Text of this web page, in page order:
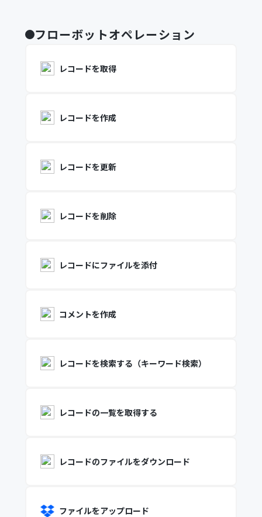
フローボットオペレーション
レコードを取得
レコードを作成
レコードを更新
レコードを削除
レコードにファイルを添付
コメントを作成
レコードを検索する（キーワード検索）
レコードの一覧を取得する
レコードのファイルをダウンロード
ファイルをアップロード